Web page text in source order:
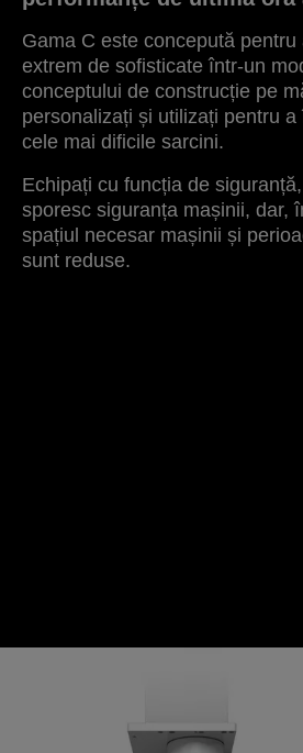
Gama C este concepută pentru
extrem de sofisticate într-un
conceptului de construcție pe
personalizați și utilizați pentru
cele mai dificile sarcini.
Echipați cu funcția de
sporesc siguranța mașinii, dar,
spațiul necesar mașinii și
sunt reduse.